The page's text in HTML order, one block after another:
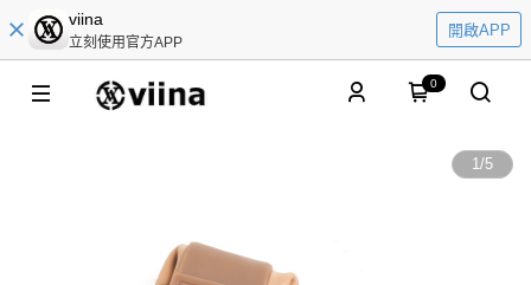
viina
立刻使用官方APP
開啟APP
0
1/5